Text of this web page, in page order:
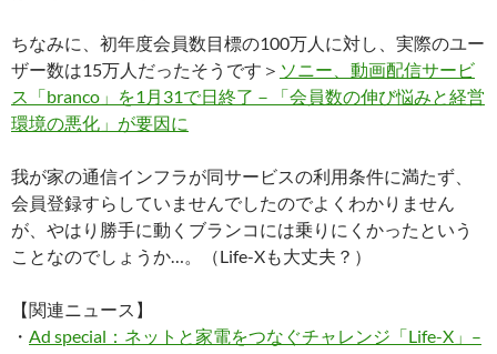
ちなみに、初年度会員数目標の100万人に対し、実際のユー
ザー数は15万人だったそうです＞ ソニー、動画配信サービ
ス「branco」を1月31で日終了－「会員数の伸び悩みと経営
環境の悪化」が要因に
我が家の通信インフラが同サービスの利用条件に満たず、
会員登録すらしていませんでしたのでよくわかりません
が、やはり勝手に動くブランコには乗りにくかったという
ことなのでしょうか…。（Life-Xも大丈夫？）
【関連ニュース】
・ Ad special：ネットと家電をつなぐチャレンジ「Life-X」–